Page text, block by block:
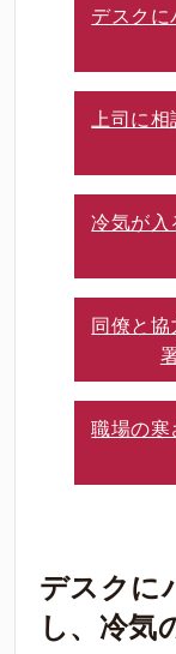
デスク
上司に相
冷気が入
同僚と
職場の
デスクに
し、冷気